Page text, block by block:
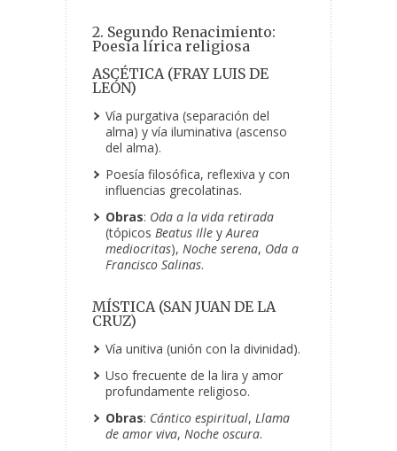
2. Segundo Renacimiento:
Poesía lírica religiosa
ASCÉTICA (FRAY LUIS DE
LEÓN)
Vía purgativa (separación del
alma) y vía iluminativa (ascenso
del alma).
Poesía filosófica, reflexiva y con
influencias grecolatinas.
Obras: Oda a la vida retirada
(tópicos Beatus Ille yAurea
mediocritas), Noche serena, Oda a
Francisco Salinas.
MÍSTICA (SAN JUAN DE LA
CRUZ)
Vía unitiva (unión con la divinidad).
Uso frecuente de la lira y amor
profundamente religioso.
Obras: Cántico espiritual, Llama
de amor viva, Noche oscura.